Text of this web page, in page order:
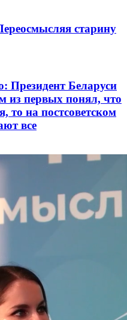
старину
Президент Беларуси
из первых понял, что
то на постсоветском
все